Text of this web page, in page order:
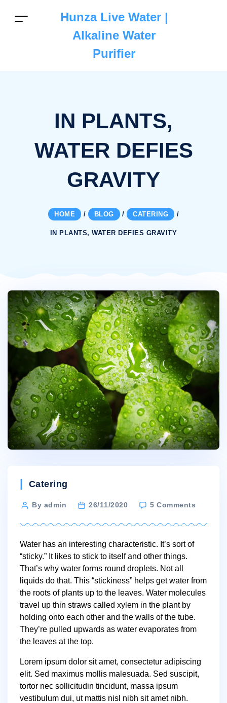
Hunza Live Water |
Alkaline Water
Purifier
IN PLANTS,
WATER DEFIES
GRAVITY
HOME / BLOG / CATERING /
IN PLANTS, WATER DEFIES GRAVITY
Categories
Catering
PostBy admin 26/11/2020 5 Comments
plants,
Water has an interesting characteristic. It’s sort of
“sticky.” It likes to stick to itself and other things.
That’s why water forms round droplets. Not all
liquids do that. This “stickiness” helps get water from
the roots of plants up to the leaves. Water molecules
travel up thin straws called xylem in the plant by
holding onto each other and the walls of the tube.
They’re pulled upwards as water evaporates from
the leaves at the top.
Lorem ipsum dolor sit amet, consectetur adipiscing
elit. Sed maximus mollis malesuada. Sed suscipit,
tortor nec sollicitudin tincidunt, massa ipsum
vestibulum dui, ut mattis nisl nibh sit amet nibh.